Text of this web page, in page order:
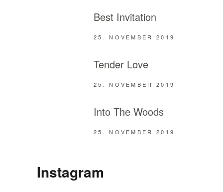
Best Invitation
25. NOVEMBER 2019
Tender Love
25. NOVEMBER 2019
Into The Woods
25. NOVEMBER 2019
Instagram